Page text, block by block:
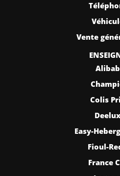
Vente
Colis
Easy-
Fioul-
France